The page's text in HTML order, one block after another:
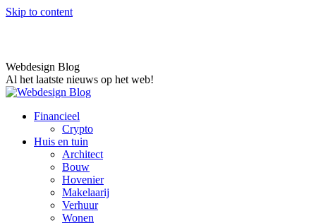
Skip to content
Webdesign Blog
Al het laatste nieuws op het web!
Financieel
Crypto
Huis en tuin
Architect
Bouw
Hovenier
Makelaarij
Verhuur
Wonen